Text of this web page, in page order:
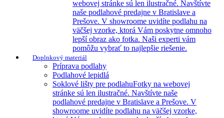
webovej stránke sú len ilustračné. Navštívte
naše podlahové predajne v Bratislave a
Prešove. V showroome uvidíte podlahu na
väčšej vzorke, ktorá Vám poskytne omnoho
lepší obraz ako fotka. Naši experti vám
pomôžu vybrať to najlepšie riešenie.
Doplnkový materiál
Príprava podlahy
Podlahové lepidlá
Soklové lišty pre podlahuFotky na webovej
stránke sú len ilustračné. Navštívte naše
podlahové predajne v Bratislave a Prešove. V
showroome uvidíte podlahu na väčšej vzorke,